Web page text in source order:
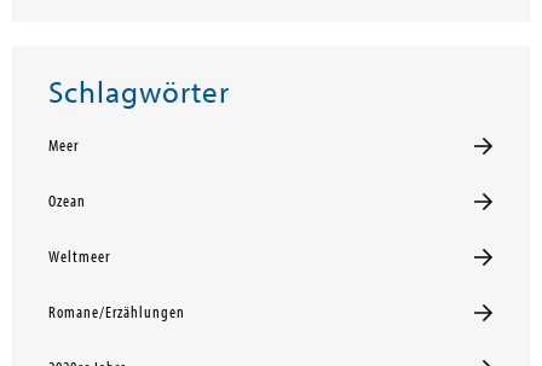
Schlagwörter
Meer
Ozean
Weltmeer
Romane/Erzählungen